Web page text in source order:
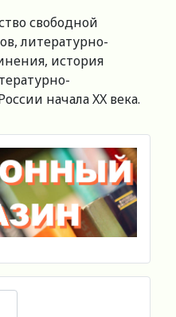
свободной
литературно-
история
начала XX века.